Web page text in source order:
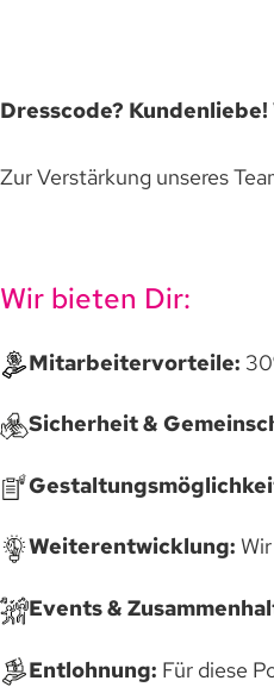
Dresscode? Kundenliebe!
Zur Verstärkung unseres
Wir bieten Dir:
Mitarbeitervorteile:
Sicherheit &
Weiterentwicklung:
Events &
Entlohnung: Für diese